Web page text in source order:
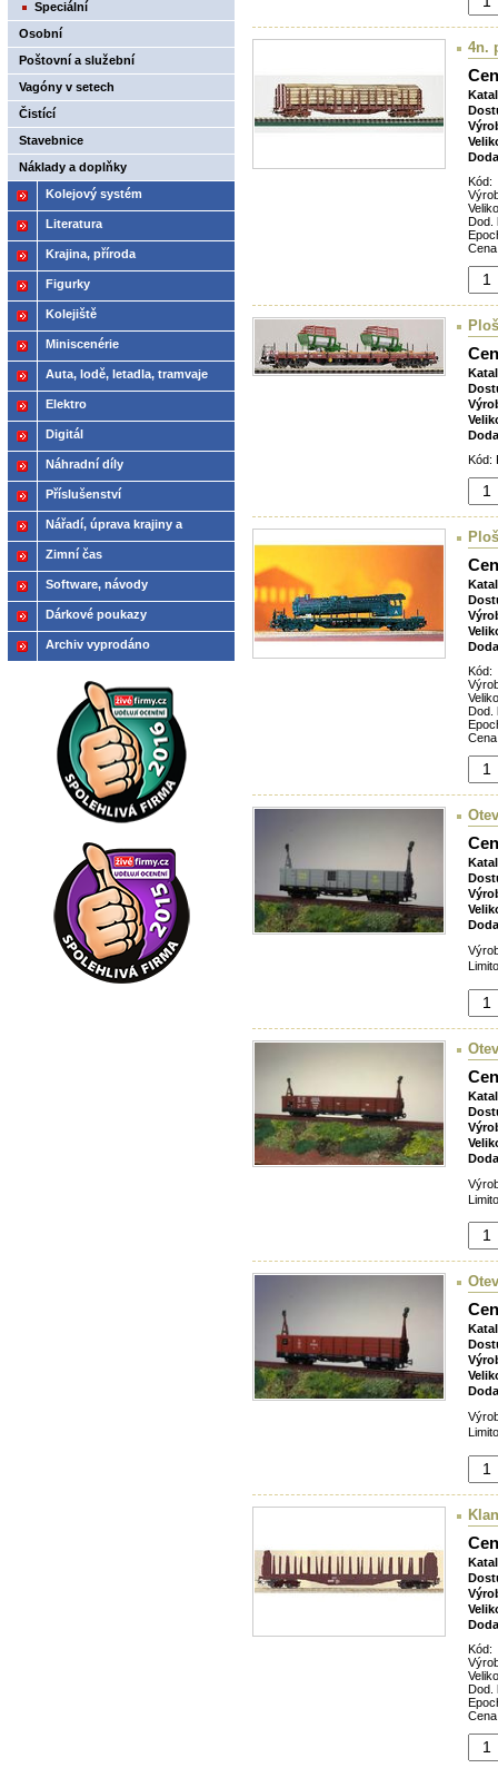
4n.
Kód:
Dod.
Kód:
Kód:
Dod.
Kód:
Dod.
Speciální
Osobní
Poštovní a služební
Vagóny v setech
Čistící
Stavebnice
Náklady a doplňky
Kolejový systém
Literatura
Krajina, příroda
Figurky
Kolejiště
Miniscenérie
Auta, lodě, letadla, tramvaje
Elektro
Digitál
Náhradní díly
Příslušenství
Nářadí, úprava krajiny a
modelů
Zimní čas
Software, návody
Dárkové poukazy
Archiv vyprodáno